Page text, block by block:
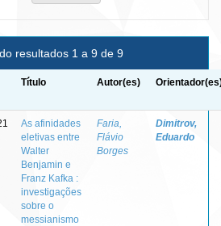
resultados 1 a 9 de 9
Título Autor(es)
As afinidades
eletivas entre
Walter
Benjamin e
Franz Kafka :
investigações
sobre o
messianismo
Faria,
Flávio
Borges
Dimitrov,
Eduardo